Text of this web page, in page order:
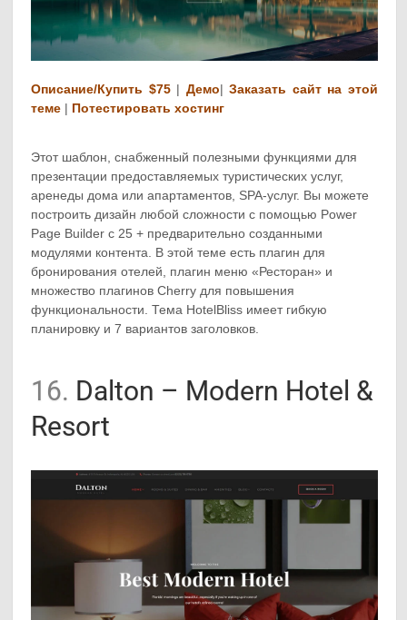
Описание/Купить $75| Демо|Заказать сайт на этой
теме | Потестировать хостинг
Этот шаблон, снабженный полезными функциями для
презентации предоставляемых туристических услуг,
аренеды дома или апартаментов, SPA-услуг. Вы можете
построить дизайн любой сложности с помощью Power
Page Builder с 25 + предварительно созданными
модулями контента. В этой теме есть плагин для
бронирования отелей, плагин меню «Ресторан» и
множество плагинов Cherry для повышения
функциональности. Тема HotelBliss имеет гибкую
планировку и 7 вариантов заголовков.
16. Dalton – Modern Hotel &
Resort